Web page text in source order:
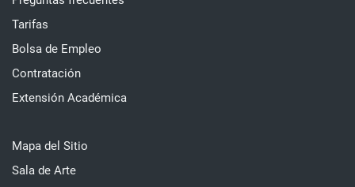
Tarifas
Bolsa de Empleo
Contratación
Extensión Académica
Mapa del Sitio
Sala de Arte